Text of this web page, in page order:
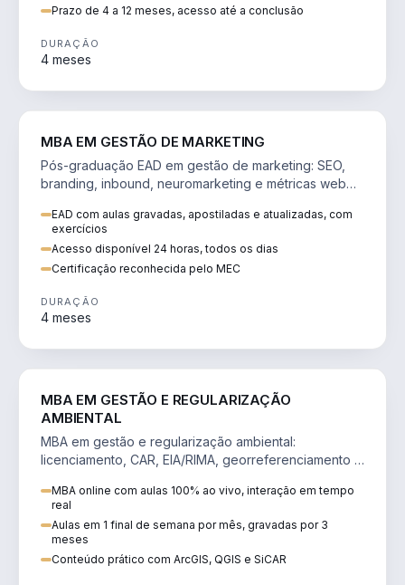
Prazo de 4 a 12 meses, acesso até a conclusão
DURAÇÃO
4 meses
MBA EM GESTÃO DE MARKETING
Pós-graduação EAD em gestão de marketing: SEO,
branding, inbound, neuromarketing e métricas web
EAD com aulas gravadas, apostiladas e atualizadas, com
exercícios
Acesso disponível 24 horas, todos os dias
Certificação reconhecida pelo MEC
DURAÇÃO
4 meses
MBA EM GESTÃO E REGULARIZAÇÃO
AMBIENTAL
MBA em gestão e regularização ambiental:
licenciamento, CAR, EIA/RIMA, georreferenciamento e
MBA online com aulas 100% ao vivo, interação em tempo
real
Aulas em 1 final de semana por mês, gravadas por 3
meses
Conteúdo prático com ArcGIS, QGIS e SiCAR